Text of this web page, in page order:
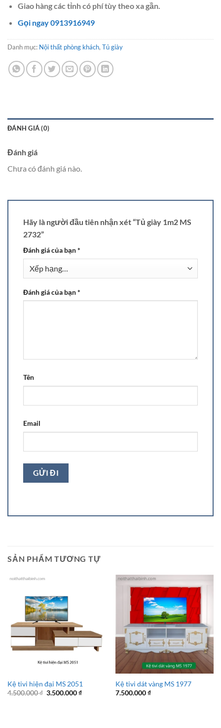
Giao hàng các tỉnh có phí tùy theo xa gần.
Gọi ngay 0913916949
Danh mục: Nội thất phòng khách, Tủ giày
ĐÁNH GIÁ (0)
Đánh giá
Chưa có đánh giá nào.
Hãy là người đầu tiên nhận xét “Tủ giày 1m2 MS
2732”
Đánh giá của bạn*
Đánh giá của bạn*
Tên
Email
SẢN PHẨM TƯƠNG TỰ
Kệ tivi hiện đại MS 2051
4.500.000₫ Giá
3.500.000₫Giá
Kệ tivi dát vàng MS 1977
7.500.000₫